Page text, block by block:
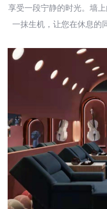
享受一段宁静的时光。墙
一抹生机，让您在休息的